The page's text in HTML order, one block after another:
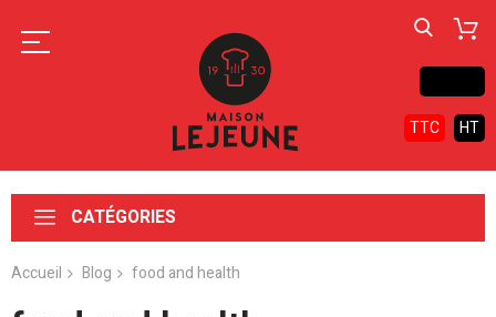
TTC HT
CATÉGORIES
Accueil Blog food and health